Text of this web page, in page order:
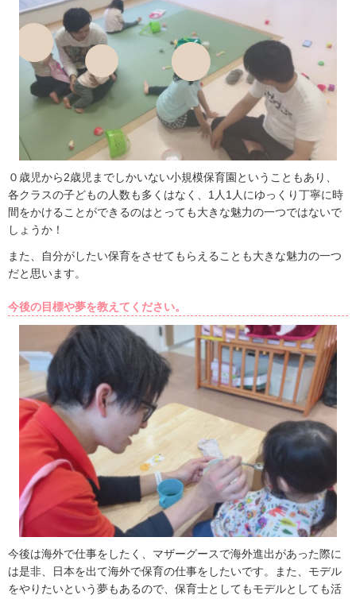
０歳児から2歳児までしかいない小規模保育園ということもあり、
各クラスの子どもの人数も多くはなく、1人1人にゆっくり丁寧に時
間をかけることができるのはとっても大きな魅力の一つではないで
しょうか！
また、自分がしたい保育をさせてもらえることも大きな魅力の一つ
だと思います。
今後の目標や夢を教えてください。
今後は海外で仕事をしたく、マザーグースで海外進出があった際に
は是非、日本を出て海外で保育の仕事をしたいです。また、モデル
をやりたいという夢もあるので、保育士としてもモデルとしても活